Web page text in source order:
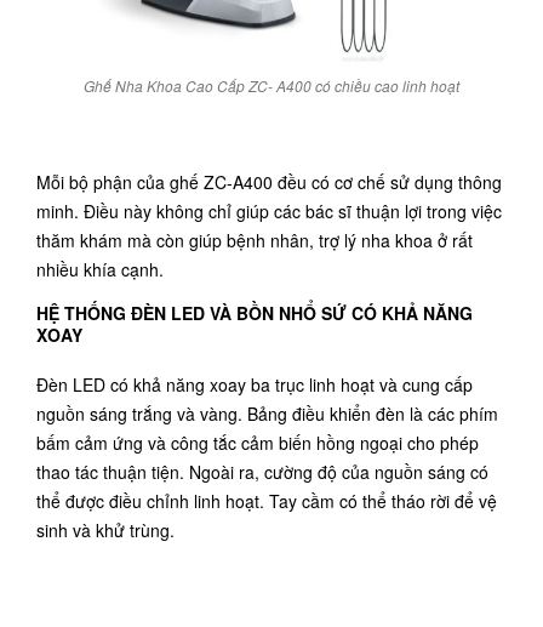
Ghế Nha Khoa Cao Cấp ZC- A400 có chiều cao linh hoạt
Mỗi bộ phận của ghế ZC-A400 đều có cơ chế sử dụng thông
minh. Điều này không chỉ giúp các bác sĩ thuận lợi trong việc
thăm khám mà còn giúp bệnh nhân, trợ lý nha khoa ở rất
nhiều khía cạnh.
HỆ THỐNG ĐÈN LED VÀ BỒN NHỔ SỨ CÓ KHẢ NĂNG
XOAY
Đèn LED có khả năng xoay ba trục linh hoạt và cung cấp
nguồn sáng trắng và vàng. Bảng điều khiển đèn là các phím
bấm cảm ứng và công tắc cảm biến hồng ngoại cho phép
thao tác thuận tiện. Ngoài ra, cường độ của nguồn sáng có
thể được điều chỉnh linh hoạt. Tay cầm có thể tháo rời để vệ
sinh và khử trùng.